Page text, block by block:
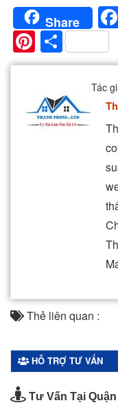
Share
Pinterest
Share
Tác
Thẻ liên quan :
HỖ TRỢ TƯ VẤN
Tư Vấn Tại Quận